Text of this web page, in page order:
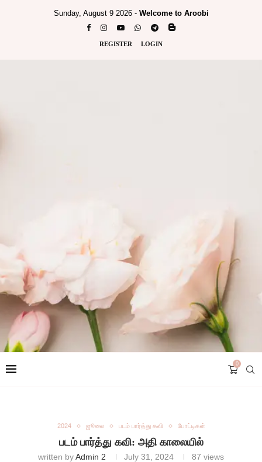
Sunday, August 9 2026 - Welcome to Aroobi
REGISTER LOGIN
0
2024 ஜூலை படம் பார்த்து கவி போட்டிகள்
படம் பார்த்து கவி: அதி காலையில்
written byAdmin 2 July 31, 2024 87 views